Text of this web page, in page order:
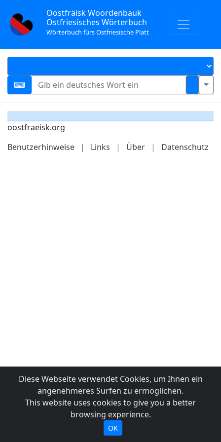
Oostfräisk Woordenbauk
Ostfriesisches Wörterbuch
Wörterbuch fürs Ostfriesische Platt
oostfraeisk.org
Benutzerhinweise
| Links | Über | Datenschutz
Diese Webseite verwendet Cookies, um Ihnen ein
angenehmeres Surfen zu ermöglichen.
This website uses cookies to give you a better
browsing experience.
OK